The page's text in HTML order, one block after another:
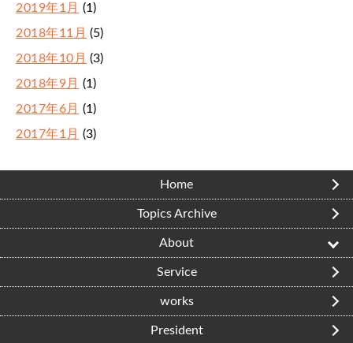
2019年1月 (1)
2018年11月 (5)
2018年10月 (3)
2018年9月 (1)
2017年6月 (1)
2017年1月 (3)
Home
Topics Archive
About
Service
works
President